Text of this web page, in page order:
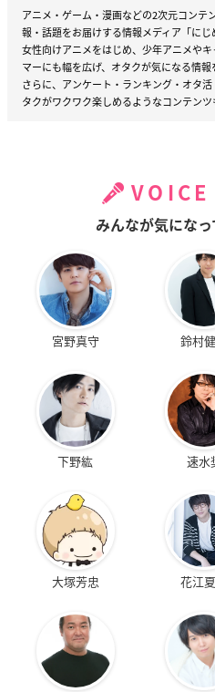
アニメ・ゲーム・漫画などの2次元コンテ
報・話題をお届けする情報メディア「にじ
女性向けアニメをはじめ、少年アニメや
マーにも幅を広げ、オタクが気になる情報
さらに、アンケート・ランキング・オタ
タクがワクワク楽しめるようなコンテンツ
VOICE
みんなが気にな
宮野真守 鈴村
下野紘 速水
大塚芳忠 花江